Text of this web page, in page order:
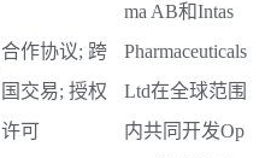
合作协议; 跨
国交易; 授权
许可
ma AB和Intas
Pharmaceuticals
Ltd在全球范围
内共同开发Op